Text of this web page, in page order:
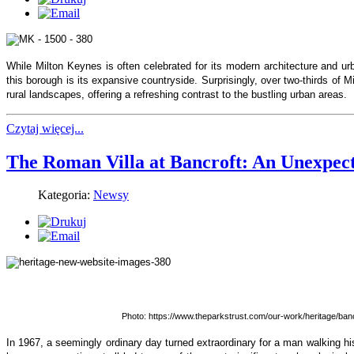
While Milton Keynes is often celebrated for its modern architecture and
this borough is its expansive countryside. Surprisingly, over two-thirds of
rural landscapes, offering a refreshing contrast to the bustling urban areas.
Czytaj więcej...
The Roman Villa at Bancroft: An
Kategoria: Newsy
Photo: https://www.theparkstrust.com/our-work/heritage/
In 1967, a seemingly ordinary day turned extraordinary for a man walking